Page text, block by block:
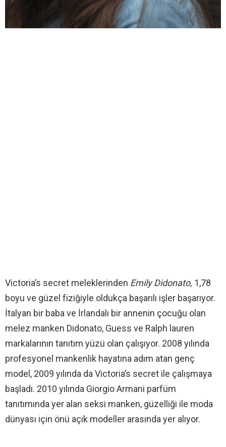
Victoria’s secret meleklerinden Emily Didonato, 1,78
boyu ve güzel fiziğiyle oldukça başarılı işler başarıyor.
İtalyan bir baba ve İrlandalı bir annenin çocuğu olan
melez manken Didonato, Guess ve Ralph lauren
markalarının tanıtım yüzü olan çalışıyor. 2008 yılında
profesyonel mankenlik hayatına adım atan genç
model, 2009 yılında da Victoria’s secret ile çalışmaya
başladı. 2010 yılında Giorgio Armani parfüm
tanıtımında yer alan seksi manken, güzelliği ile moda
dünyası için önü açık modeller arasında yer alıyor.